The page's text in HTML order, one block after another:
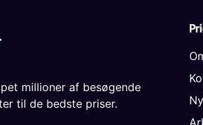
millioner af besøgende
til de bedste priser.